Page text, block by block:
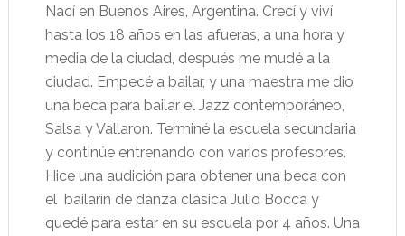
Nací en Buenos Aires, Argentina. Crecí y viví
hasta los 18 años en las afueras, a una hora y
media de la ciudad, después me mudé a la
ciudad. Empecé a bailar, y una maestra me dio
una beca para bailar el Jazz contemporáneo,
Salsa y Vallaron. Terminé la escuela secundaria
y continúe entrenando con varios profesores.
Hice una audición para obtener una beca con
el bailarín de danza clásica Julio Bocca y
quedé para estar en su escuela por 4 años. Una